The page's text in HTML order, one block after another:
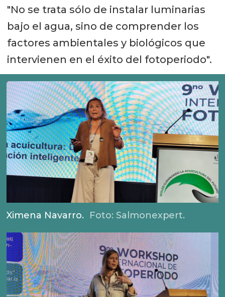
"No se trata sólo de instalar luminarias
bajo el agua, sino de comprender los
factores ambientales y biológicos que
intervienen en el éxito del fotoperiodo".
Ximena Navarro. Foto: Salmonexpert.